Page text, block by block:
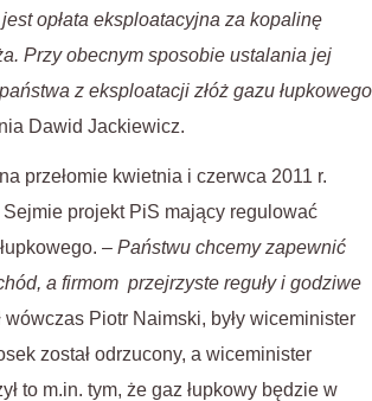
opłata eksploatacyjna za kopalinę
Przy obecnym sposobie ustalania jej
z eksploatacji złóż gazu łupkowego
Dawid Jackiewicz.
przełomie kwietnia i czerwca 2011 r.
Sejmie projekt PiS mający regulować
– Państwu chcemy zapewnić
a firmom przejrzyste reguły i godziwe
wówczas Piotr Naimski, były wiceminister
został odrzucony, a wiceminister
to m.in. tym, że gaz łupkowy będzie w